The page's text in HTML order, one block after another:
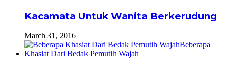
Kacamata Untuk Wanita Berkerudung
March 31, 2016